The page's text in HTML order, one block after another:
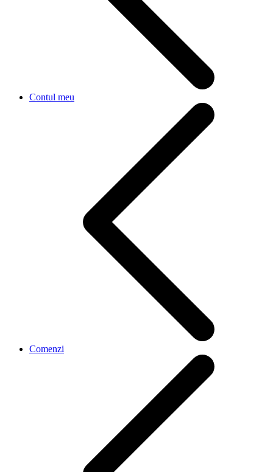
Contul meu
Comenzi